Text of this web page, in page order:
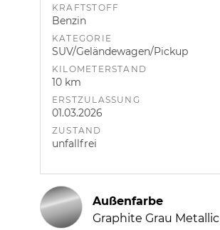
KRAFTSTOFF
Benzin
KATEGORIE
SUV/Geländewagen/Pickup
KILOMETERSTAND
10 km
ERSTZULASSUNG
01.03.2026
ZUSTAND
unfallfrei
Außenfarbe
Graphite Grau Metallic